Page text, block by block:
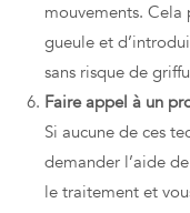
mouvements. Cela
gueule et
sans risque de
Faire appel à un
Si aucune de ces
demander l’aide
le traitement et